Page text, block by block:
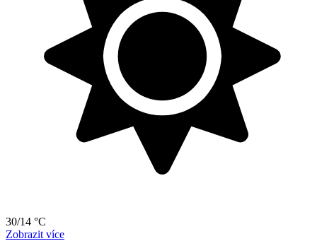
30/14 °C
Zobrazit více